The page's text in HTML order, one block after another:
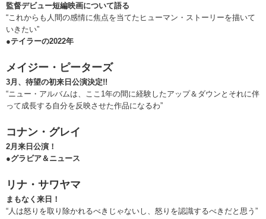
監督デビュー短編映画について語る
“これからも人間の感情に焦点を当てたヒューマン・ストーリーを描いて
いきたい”
●テイラーの2022年
メイジー・ピーターズ
3月、待望の初来日公演決定!!
“ニュー・アルバムは、ここ1年の間に経験したアップ＆ダウンとそれに伴
って成長する自分を反映させた作品になるわ”
コナン・グレイ
2月来日公演！
●グラビア＆ニュース
リナ・サワヤマ
まもなく来日！
“人は怒りを取り除かれるべきじゃないし、怒りを認識するべきだと思う”